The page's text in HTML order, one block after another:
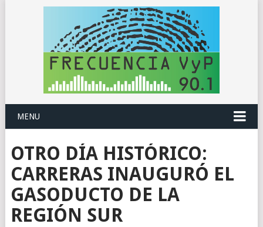
MENU
OTRO DÍA HISTÓRICO:
CARRERAS INAUGURÓ EL
GASODUCTO DE LA
REGIÓN SUR